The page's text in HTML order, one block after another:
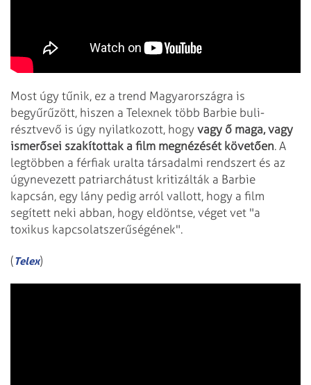
Most úgy tűnik, ez a trend Magyarországra is
begyűrűzött, hiszen a Telexnek több Barbie buli-
résztvevő is úgy nyilatkozott, hogy vagy ő maga, vagy
ismerősei szakítottak a film megnézését követően. A
legtöbben a férfiak uralta társadalmi rendszert és az
úgynevezett patriarchátust kritizálták a Barbie
kapcsán, egy lány pedig arról vallott, hogy a film
segített neki abban, hogy eldöntse, véget vet "a
toxikus kapcsolatszerűségének".
(Telex)